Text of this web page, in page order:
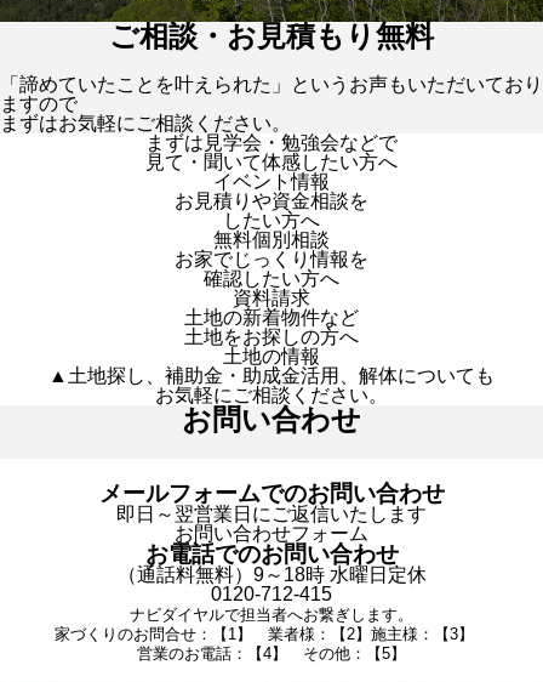
ご相談・お見積もり無料
「諦めていたことを叶えられた」というお声もいただいており
ますので
まずはお気軽にご相談ください。
まずは見学会・勉強会などで
見て・聞いて体感したい方へ
イベント情報
お見積りや資金相談を
したい方へ
無料個別相談
お家でじっくり情報を
確認したい方へ
資料請求
土地の新着物件など
土地をお探しの方へ
土地の情報
▲土地探し、補助金・助成金活用、解体についても
お気軽にご相談ください。
お問い合わせ
メールフォームでのお問い合わせ
即日～翌営業日にご返信いたします
お問い合わせフォーム
お電話でのお問い合わせ
（通話料無料）9～18時 水曜日定休
0120-712-415
ナビダイヤルで担当者へお繋ぎします。
家づくりのお問合せ：【1】 業者様：【2】施主様：【3】
営業のお電話：【4】 その他：【5】